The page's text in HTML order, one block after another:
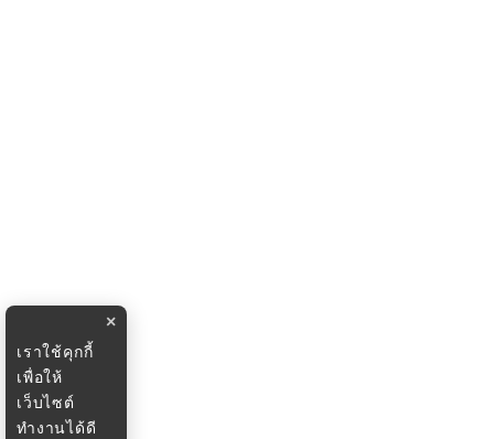
×
เราใช้คุกกี้
เพื่อให้
เว็บไซต์
ทำงานได้ดี